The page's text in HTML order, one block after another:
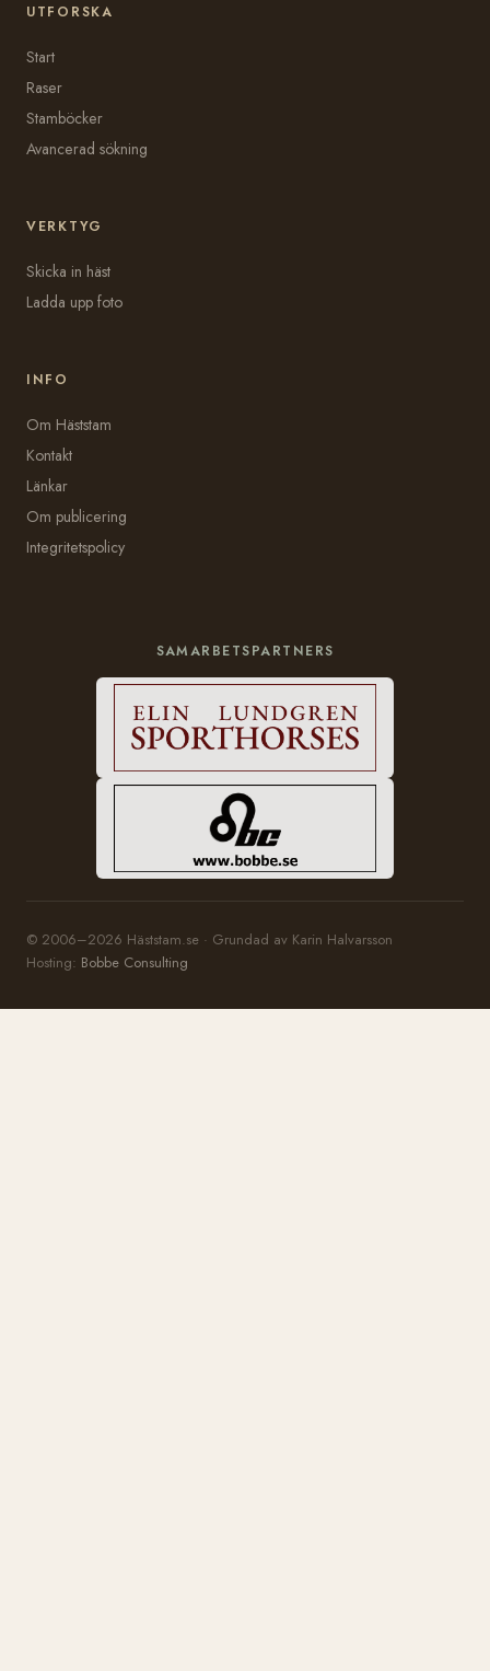
UTFORSKA
Start
Raser
Stamböcker
Avancerad sökning
VERKTYG
Skicka in häst
Ladda upp foto
INFO
Om Häststam
Kontakt
Länkar
Om publicering
Integritetspolicy
SAMARBETSPARTNERS
© 2006–2026 Häststam.se · Grundad av Karin Halvarsson
Hosting: Bobbe Consulting